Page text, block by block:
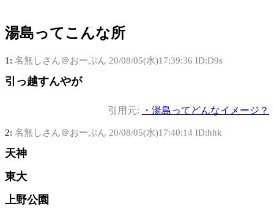
湯島ってこんな所
1: 名無しさん＠おーぷん 20/08/05(水)17:39:36 ID:D9s
引っ越すんやが
引用元: ・湯島ってどんなイメージ？
2: 名無しさん＠おーぷん 20/08/05(水)17:40:14 ID:hhk
天神
東大
上野公園